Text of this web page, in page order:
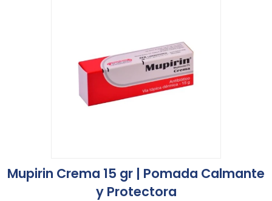
Mupirin Crema 15 gr | Pomada Calmante
y Protectora